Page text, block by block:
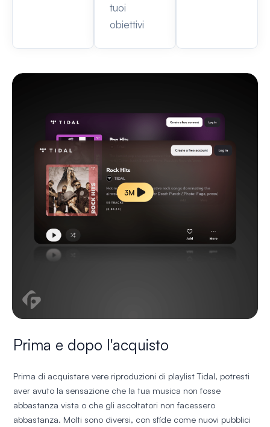
tuoi
obiettivi
Prima e dopo l'acquisto
Prima di acquistare vere riproduzioni di playlist Tidal, potresti
aver avuto la sensazione che la tua musica non fosse
abbastanza vista o che gli ascoltatori non facessero
abbastanza. Molti sono diversi, con sfide come nuovi pubblici